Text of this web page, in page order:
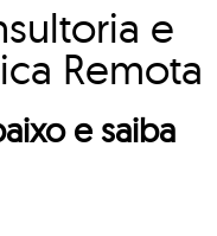
e
Remota
e saiba